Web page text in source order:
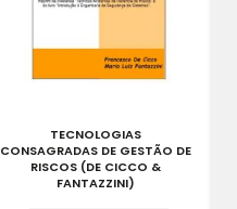
TECNOLOGIAS
CONSAGRADAS DE GESTÃO DE
RISCOS (DE CICCO &
FANTAZZINI)